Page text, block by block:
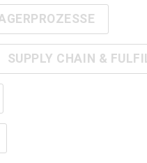
SUPPLY CHAIN &